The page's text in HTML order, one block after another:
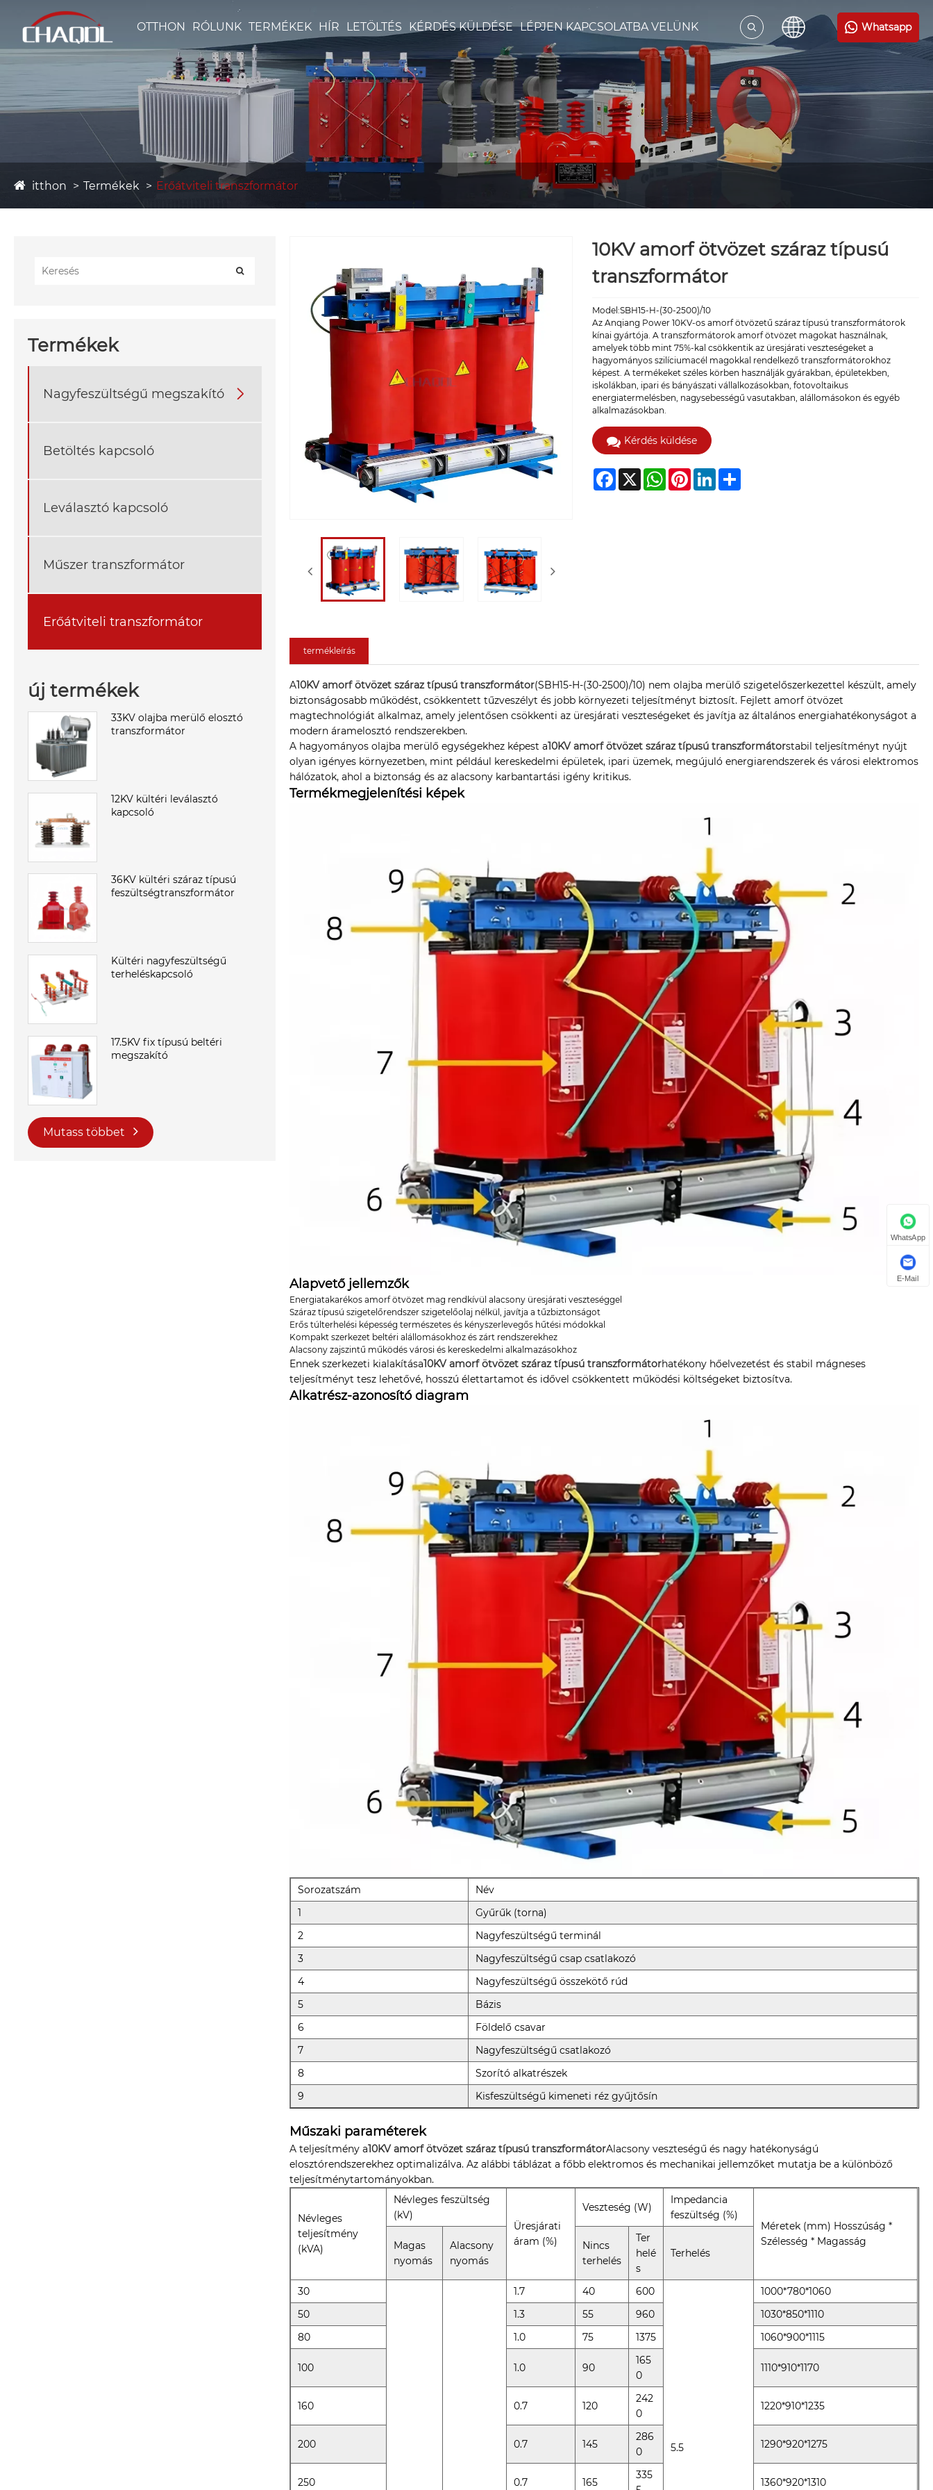
OTTHON RÓLUNK TERMÉKEK HÍR LETÖLTÉS KÉRDÉS KÜLDÉSE LÉPJEN KAPCSOLATBA VELÜNK Whatsapp
itthon Termékek Erőátviteli transzformátor
Termékek
Nagyfeszültségű megszakító 
Betöltés kapcsoló
Leválasztó kapcsoló
Műszer transzformátor
Erőátviteli transzformátor
új termékek
33KV olajba merülő elosztó
transzformátor
12KV kültéri leválasztó
kapcsoló
36KV kültéri száraz típusú
feszültségtranszformátor
Kültéri nagyfeszültségű
terheléskapcsoló
17.5KV fix típusú beltéri
megszakító
Mutass többet
10KV amorf ötvözet száraz típusú
transzformátor
Model:SBH15-H-(30-2500)/10
Az Anqiang Power 10KV-os amorf ötvözetű száraz típusú transzformátorok
kínai gyártója. A transzformátorok amorf ötvözet magokat használnak,
amelyek több mint 75%-kal csökkentik az üresjárati veszteségeket a
hagyományos szilíciumacél magokkal rendelkező transzformátorokhoz
képest. A termékeket széles körben használják gyárakban, épületekben,
iskolákban, ipari és bányászati ​​vállalkozásokban, fotovoltaikus
energiatermelésben, nagysebességű vasutakban, alállomásokon és egyéb
alkalmazásokban.
Kérdés küldése
Facebook
X WhatsAppPinterestLinkedInShare
termékleírás
A10KV amorf ötvözet száraz típusú transzformátor(SBH15-H-(30-2500)/10) nem olajba merülő szigetelőszerkezettel készült, amely
biztonságosabb működést, csökkentett tűzveszélyt és jobb környezeti teljesítményt biztosít. Fejlett amorf ötvözet
magtechnológiát alkalmaz, amely jelentősen csökkenti az üresjárati veszteségeket és javítja az általános energiahatékonyságot a
modern áramelosztó rendszerekben.
A hagyományos olajba merülő egységekhez képest a10KV amorf ötvözet száraz típusú transzformátorstabil teljesítményt nyújt
olyan igényes környezetben, mint például kereskedelmi épületek, ipari üzemek, megújuló energiarendszerek és városi elektromos
hálózatok, ahol a biztonság és az alacsony karbantartási igény kritikus.
Termékmegjelenítési képek
Alapvető jellemzők
Energiatakarékos amorf ötvözet mag rendkívül alacsony üresjárati veszteséggel
Száraz típusú szigetelőrendszer szigetelőolaj nélkül, javítja a tűzbiztonságot
Erős túlterhelési képesség természetes és kényszerlevegős hűtési módokkal
Kompakt szerkezet beltéri alállomásokhoz és zárt rendszerekhez
Alacsony zajszintű működés városi és kereskedelmi alkalmazásokhoz
Ennek szerkezeti kialakítása10KV amorf ötvözet száraz típusú transzformátorhatékony hőelvezetést és stabil mágneses
teljesítményt tesz lehetővé, hosszú élettartamot és idővel csökkentett működési költségeket biztosítva.
Alkatrész-azonosító diagram
Sorozatszám
Név
1
Gyűrűk (torna)
2
Nagyfeszültségű terminál
3
Nagyfeszültségű csap csatlakozó
4
Nagyfeszültségű összekötő rúd
5
Bázis
6
Földelő csavar
7
Nagyfeszültségű csatlakozó
8
Szorító alkatrészek
9
Kisfeszültségű kimeneti réz gyűjtősín
Műszaki paraméterek
A teljesítmény a10KV amorf ötvözet száraz típusú transzformátorAlacsony veszteségű és nagy hatékonyságú
elosztórendszerekhez optimalizálva. Az alábbi táblázat a főbb elektromos és mechanikai jellemzőket mutatja be a különböző
teljesítménytartományokban.
Névleges
teljesítmény
(kVA)
Névleges feszültség
(kV)
Üresjárati
áram (%)
Veszteség (W)
Impedancia
feszültség (%)
Méretek (mm) Hosszúság *
Szélesség * Magasság
Magas
nyomás
Alacsony
nyomás
Nincs
terhelés
Ter
helé
s
Terhelés
30 1.7 40 600
5.5
1000*780*1060
50
1.3 55 960
1030*850*1110
80
1.0 75 1375 1060*900*1115
100 1.0 90
165
0
1110*910*1170
160 0.7 120
242
0
1220*910*1235
200 0.7 145
286
0
1290*920*1275
250 0.7 165
335
1360*920*1310
WhatsApp
E-Mail